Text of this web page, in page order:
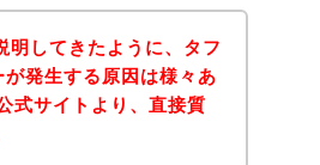
明してきたように、タフ
発生する原因は様々あ
式サイトより、直接質